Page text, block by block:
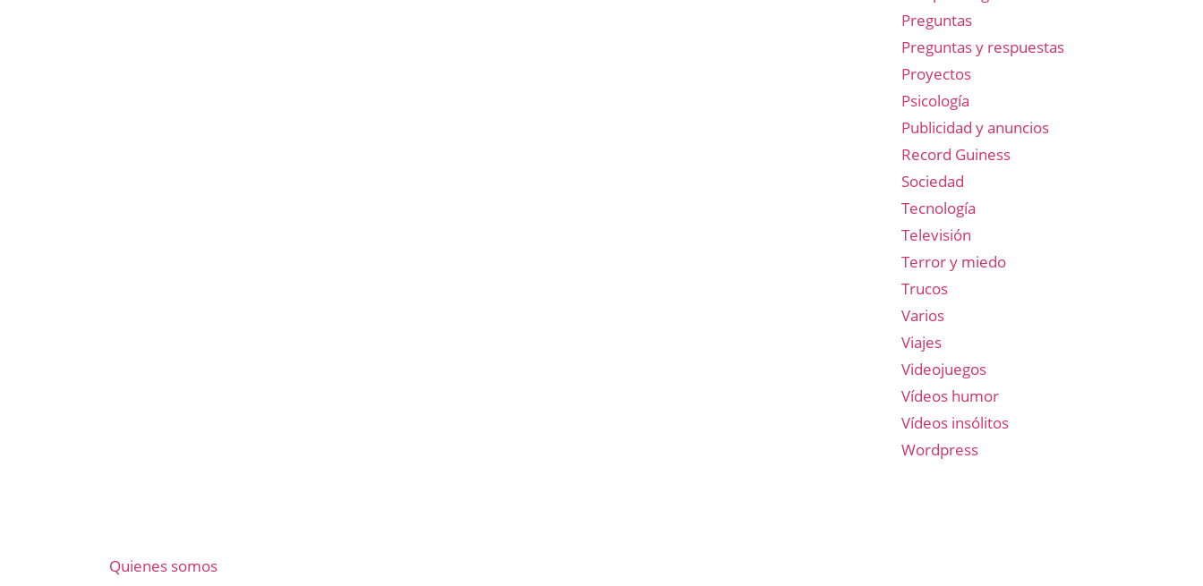
Preguntas
Preguntas y respuestas
Proyectos
Psicología
Publicidad y anuncios
Record Guiness
Sociedad
Tecnología
Televisión
Terror y miedo
Trucos
Varios
Viajes
Videojuegos
Vídeos humor
Vídeos insólitos
Wordpress
Quienes somos